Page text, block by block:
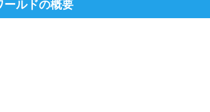
ールドの概要